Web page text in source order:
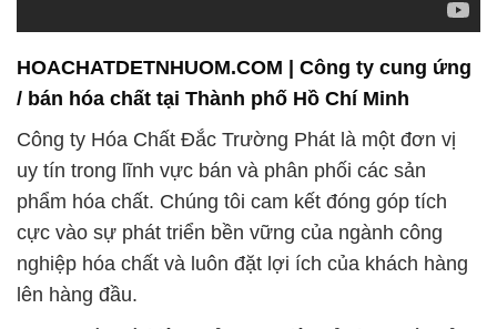
HOACHATDETNHUOM.COM | Công ty cung ứng
/ bán hóa chất tại Thành phố Hồ Chí Minh
Công ty Hóa Chất Đắc Trường Phát là một đơn vị
uy tín trong lĩnh vực bán và phân phối các sản
phẩm hóa chất. Chúng tôi cam kết đóng góp tích
cực vào sự phát triển bền vững của ngành công
nghiệp hóa chất và luôn đặt lợi ích của khách hàng
lên hàng đầu.